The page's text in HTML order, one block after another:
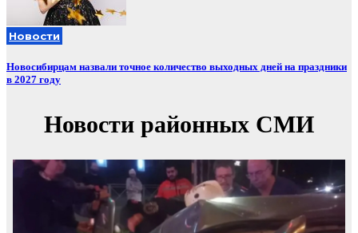
Новости
Новосибирцам назвали точное количество выходных дней на праздники
в 2027 году